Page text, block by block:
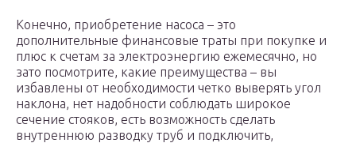
Конечно, приобретение насоса – это
дополнительные финансовые траты при покупке и
плюс к счетам за электроэнергию ежемесячно, но
зато посмотрите, какие преимущества – вы
избавлены от необходимости четко выверять угол
наклона, нет надобности соблюдать широкое
сечение стояков, есть возможность сделать
внутреннюю разводку труб и подключить,